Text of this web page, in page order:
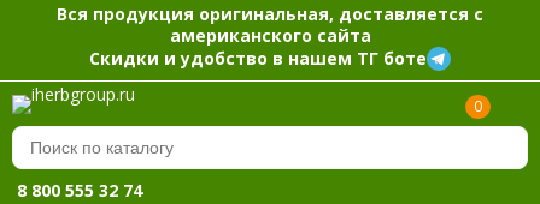
Вся продукция оригинальная, доставляется с
американского сайта
Скидки и удобство в нашем ТГ боте
0
8 800 555 32 74